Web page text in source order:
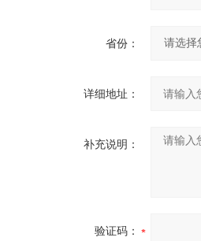
省份：
详细地址：
补充说明：
验证码：